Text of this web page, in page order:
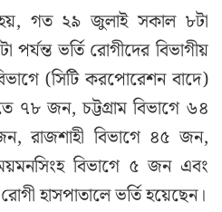
হয়, গত ২৯ জুলাই সকাল ৮টা
ভর্তি রোগীদের বিভাগীয়
(সিটি করপোরেশন বাদে)
৭৮ জন, চট্টগ্রাম বিভাগে ৬৪
রাজশাহী বিভাগে ৪৫ জন,
বিভাগে ৫ জন এবং
হাসপাতালে ভর্তি হয়েছেন।